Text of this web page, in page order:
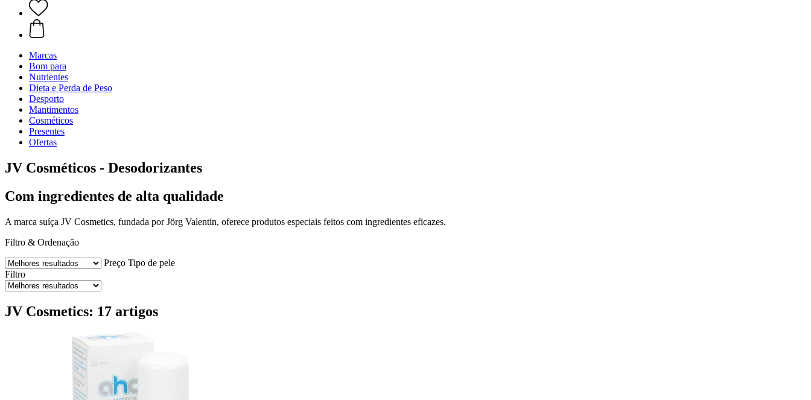
Marcas
Bom para
Nutrientes
Dieta e Perda de Peso
Desporto
Mantimentos
Cosméticos
Presentes
Ofertas
JV Cosméticos - Desodorizantes
Com ingredientes de alta qualidade
A marca suíça JV Cosmetics, fundada por Jörg Valentin, oferece produtos especiais feitos com ingredientes eficazes.
Filtro & Ordenação
Preço Tipo de pele
Filtro
JV Cosmetics: 17 artigos